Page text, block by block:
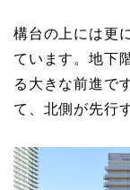
構台の上には更
ています。地下
る大きな前進で
て、北側が先行